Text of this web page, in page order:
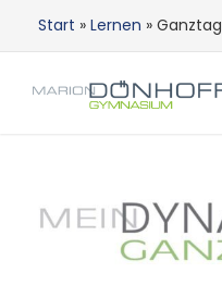
Start » Lernen » Ganztag